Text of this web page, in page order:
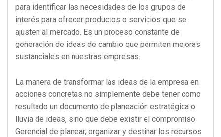
para identificar las necesidades de los grupos de
interés para ofrecer productos o servicios que se
ajusten al mercado. Es un proceso constante de
generación de ideas de cambio que permiten mejoras
sustanciales en nuestras empresas.
La manera de transformar las ideas de la empresa en
acciones concretas no simplemente debe tener como
resultado un documento de planeación estratégica o
lluvia de ideas, sino que debe existir el compromiso
Gerencial de planear, organizar y destinar los recursos